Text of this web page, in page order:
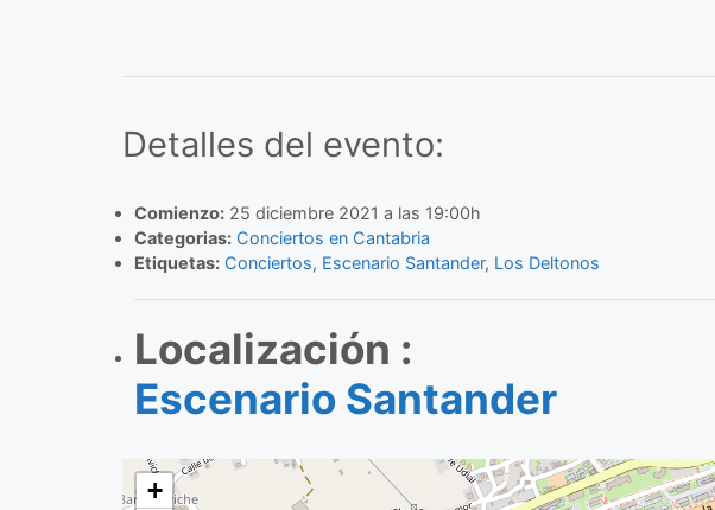
Detalles del evento:
Comienzo:25 diciembre 2021 a las 19:00h
Categorias: Conciertos en Cantabria
Etiquetas: Conciertos, Escenario Santander, Los Deltonos
Localización :
Escenario Santander
+